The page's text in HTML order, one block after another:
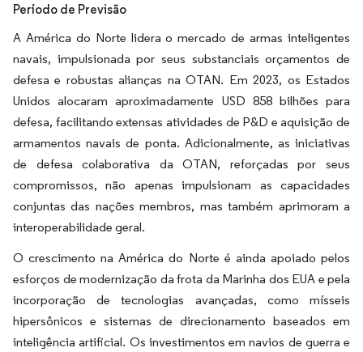
Período de Previsão
A América do Norte lidera o mercado de armas inteligentes
navais, impulsionada por seus substanciais orçamentos de
defesa e robustas alianças na OTAN. Em 2023, os Estados
Unidos alocaram aproximadamente USD 858 bilhões para
defesa, facilitando extensas atividades de P&D e aquisição de
armamentos navais de ponta. Adicionalmente, as iniciativas
de defesa colaborativa da OTAN, reforçadas por seus
compromissos, não apenas impulsionam as capacidades
conjuntas das nações membros, mas também aprimoram a
interoperabilidade geral.
O crescimento na América do Norte é ainda apoiado pelos
esforços de modernização da frota da Marinha dos EUA e pela
incorporação de tecnologias avançadas, como mísseis
hipersônicos e sistemas de direcionamento baseados em
inteligência artificial. Os investimentos em navios de guerra e